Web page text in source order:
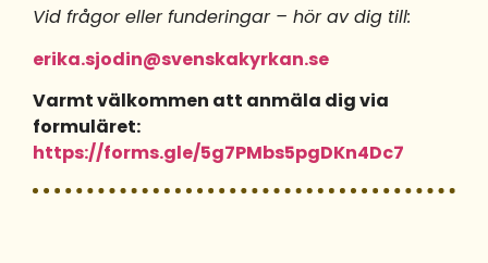
Vid frågor eller funderingar – hör av dig till:
erika.sjodin@svenskakyrkan.se
Varmt välkommen att anmäla dig via
formuläret:
https://forms.gle/5g7PMbs5pgDKn4Dc7